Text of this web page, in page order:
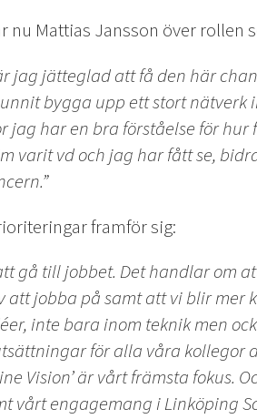
nu Mattias Jansson över
jag jätteglad att få den här
bygga upp ett stort nätverk
jag har en bra förståelse för
varit vd och jag har fått se,
framför sig:
gå till jobbet. Det handlar om
jobba på samt att vi blir mer
inte bara inom teknik men
för alla våra
Vision’ är vårt främsta
vårt engagemang i Linköping